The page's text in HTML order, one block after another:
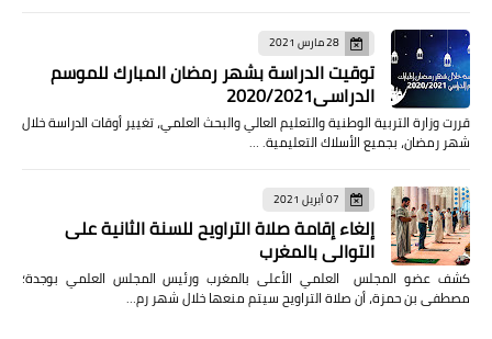
28 مارس 2021
توقيت الدراسة بشهر رمضان المبارك للموسم
الدراسي2020/2021
قررت وزارة التربية الوطنية والتعليم العالي والبحث العلمي، تغيير أوقات الدراسة خلال
شهر رمضان، بجميع الأسلاك التعليمية. …
07 أبريل 2021
إلغاء إقامة صلاة التراويح للسنة الثانية على
التوالي بالمغرب
كشف عضو المجلس العلمي الأعلى بالمغرب ورئيس المجلس العلمي بوجدة؛
مصطفى بن حمزة، أن صلاة التراويح سيتم منعها خلال شهر رم…